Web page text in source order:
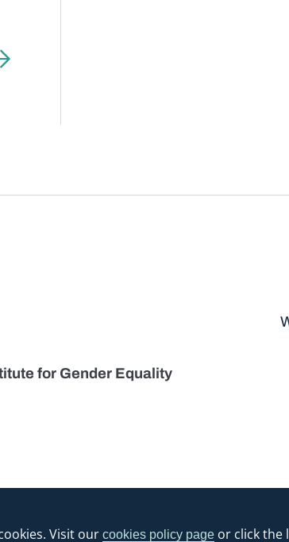
Visit ourcookies policy page or click the
for Gender Equality